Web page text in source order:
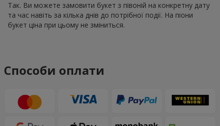
Так. Ви можете замовити букет з півоній на конкретну дату
та час навіть за кілька днів до потрібної події. На піони
букет ціна при цьому не зміниться.
Способи оплати